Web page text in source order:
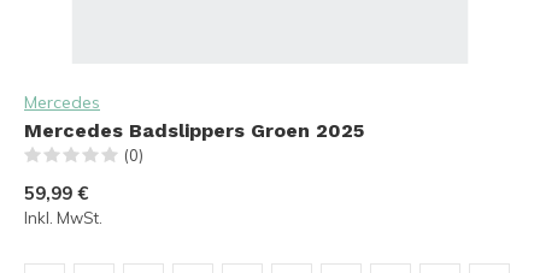
Mercedes
Mercedes Badslippers Groen 2025
(0)
59,99 €
Inkl. MwSt.